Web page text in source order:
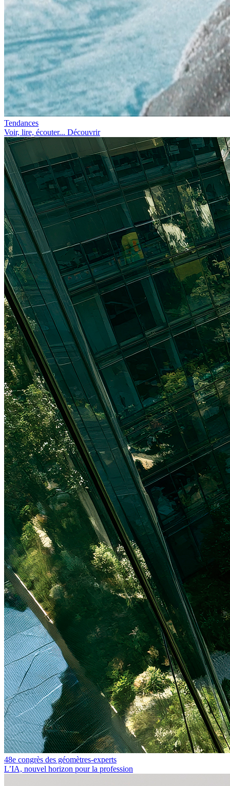
Tendances
Voir, lire, écouter... Découvrir
48e congrès des géomètres-experts
L’IA, nouvel horizon pour la profession